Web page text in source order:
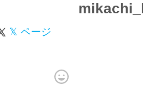
𝕏 ページ